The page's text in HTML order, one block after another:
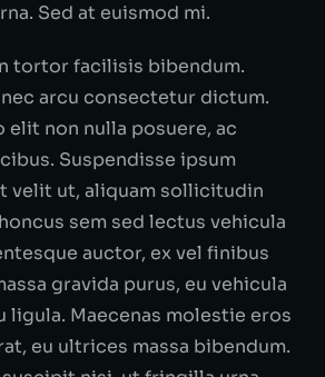
Sed at euismod mi.
tortor facilisis bibendum.
arcu consectetur dictum.
elit non nulla posuere, ac
Suspendisse ipsum
velit ut, aliquam sollicitudin
sem sed lectus vehicula
auctor, ex vel finibus
gravida purus, eu vehicula
ligula. Maecenas molestie eros
eu ultrices massa bibendum.